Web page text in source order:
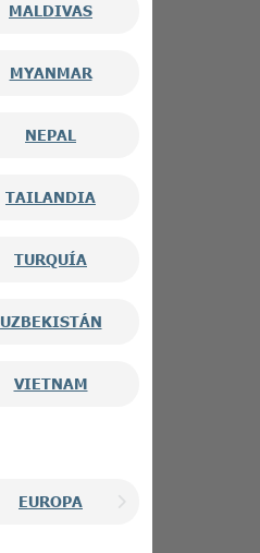
MALDIVAS
MYANMAR
NEPAL
TAILANDIA
TURQUÍA
UZBEKISTÁN
VIETNAM
EUROPA